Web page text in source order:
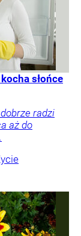
słońce
radzi
aż do